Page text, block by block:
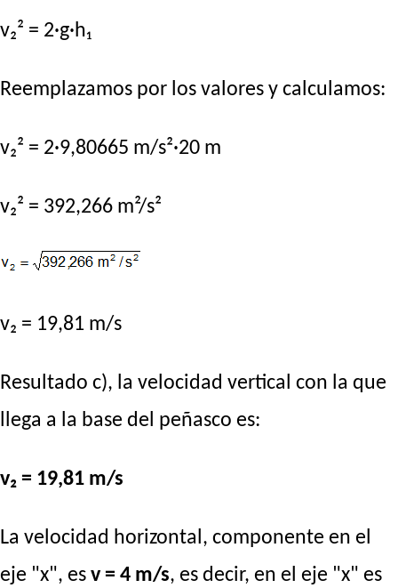
v₂² = 2·g·h₁
Reemplazamos por los valores y calculamos:
v₂² = 2·9,80665 m/s²·20 m
v₂² = 392,266 m²/s²
v₂ = 19,81 m/s
Resultado c), la velocidad vertical con la que
llega a la base del peñasco es:
v₂ = 19,81 m/s
La velocidad horizontal, componente en el
eje "x", es v = 4 m/s, es decir, en el eje "x" es